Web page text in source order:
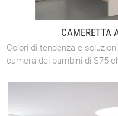
CAMERETTA
Colori di tendenza e
camera dei bambini di S75